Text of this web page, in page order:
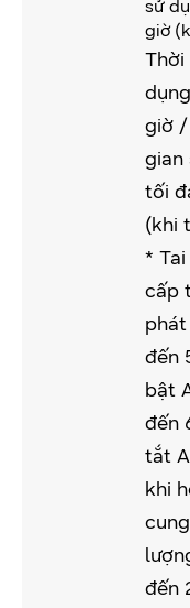
sử
giờ
Thời
giờ /
gian
tối
(khi
*
cấp
đến
bật
đến
tắt
khi
đến